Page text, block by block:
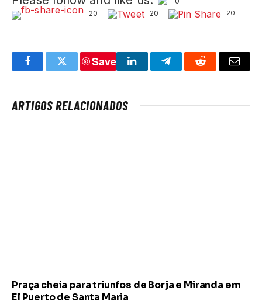
20
20 20
FacebookTwitter
Save
LinkedInTelegramReddit Email
ARTIGOS RELACIONADOS
Praça cheia para triunfos de Borja e Miranda em
El Puerto de Santa Maria